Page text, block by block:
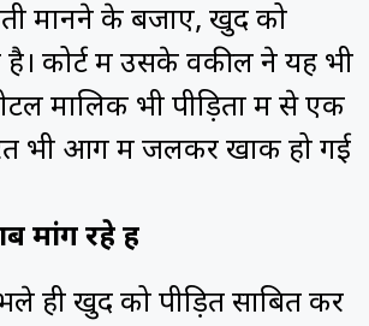
मानने के बजाए, खुद को
है। कोर्ट में उसके वकील ने यह भी
मालिक भी पीड़ितों में से एक
भी आग में जलकर खाक हो गई
मांग रहे हैं
ही खुद को पीड़ित साबित कर